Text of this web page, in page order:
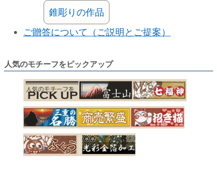
錐彫りの作品
ご贈答について（ご説明とご提案）
人気のモチーフをピックアップ